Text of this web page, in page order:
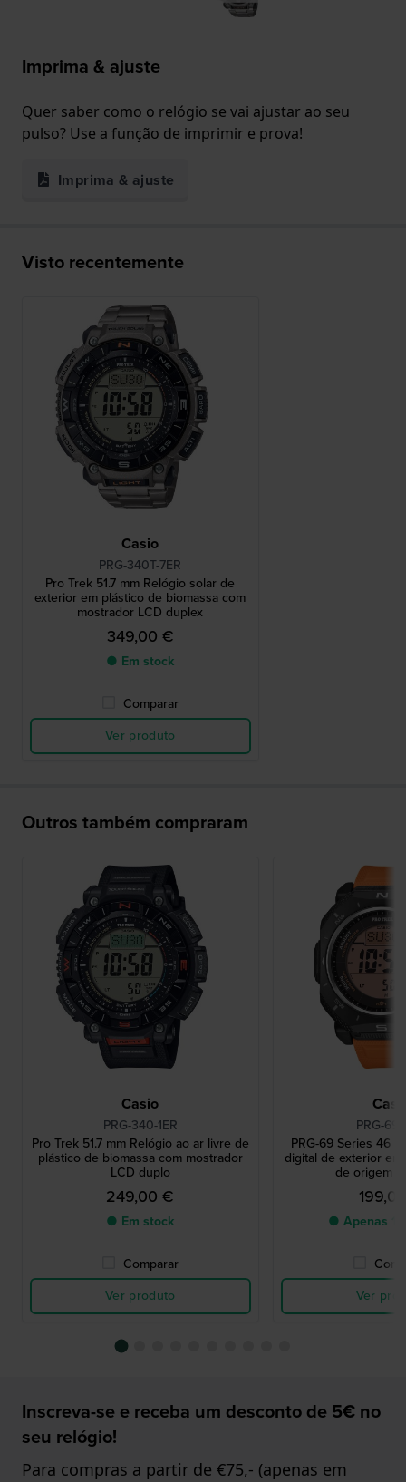
Imprima & ajuste
Quer saber como o relógio se vai ajustar ao seu
pulso? Use a função de imprimir e prova!
Imprima & ajuste
Visto recentemente
Casio
PRG-340T-7ER
Pro Trek 51.7 mm Relógio solar de
exterior em plástico de biomassa com
mostrador LCD duplex
349,00 €
● Em stock
Comparar
Ver produto
Outros também compraram
Casio
PRG-340-1ER
Pro Trek 51.7 mm Relógio ao ar livre de
plástico de biomassa com mostrador
LCD duplo
249,00 €
● Em stock
Comparar
Ver produto
PRG-
PRG-69 Series 46
digital de exterior
de origem
● Apenas 1
Ver
Inscreva-se e receba um desconto de 5€ no
seu relógio!
Para compras a partir de €75,- (apenas em